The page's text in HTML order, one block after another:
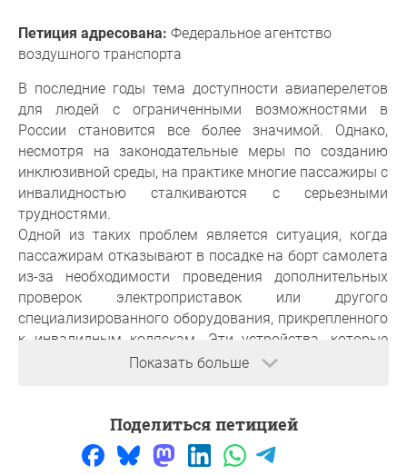
Показать больше
Петиция адресована: Федеральное агентство
воздушного транспорта
В последние годы тема доступности авиаперелетов
для людей с ограниченными возможностями в
России становится все более значимой. Однако,
несмотря на законодательные меры по созданию
инклюзивной среды, на практике многие пассажиры с
инвалидностью сталкиваются с серьезными
трудностями.
Одной из таких проблем является ситуация, когда
пассажирам отказывают в посадке на борт самолета
из-за необходимости проведения дополнительных
проверок электроприставок или другого
специализированного оборудования, прикрепленного
к инвалидным коляскам. Эти устройства, которые
обеспечивают повышенную мобильность и
тщательной проверки на соответствие их правилам и
стандартам безопасности. Зачастую представители
авиакомпании не компетентны и недостаточно
Поделиться петицией